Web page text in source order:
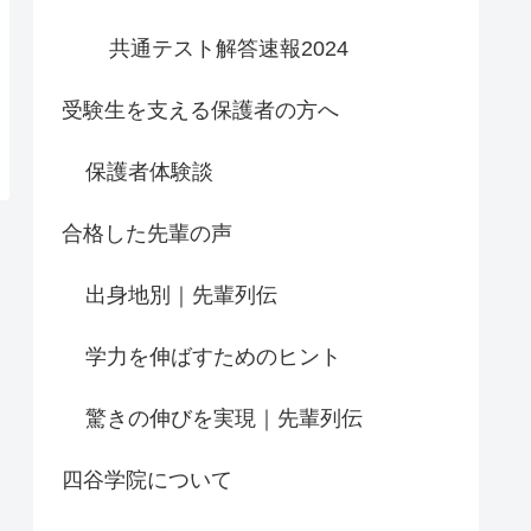
共通テスト解答速報2024
受験生を支える保護者の方へ
保護者体験談
合格した先輩の声
出身地別｜先輩列伝
学力を伸ばすためのヒント
驚きの伸びを実現｜先輩列伝
四谷学院について